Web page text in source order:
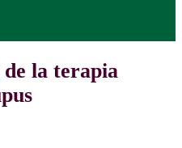
la terapia